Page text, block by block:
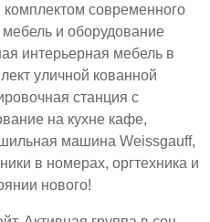
современного
и оборудование
интерьерная мебель в
уличной кованной
станция с
на кухне кафе,
машина Weissgauff,
в номерах, оргтехника и
нового!